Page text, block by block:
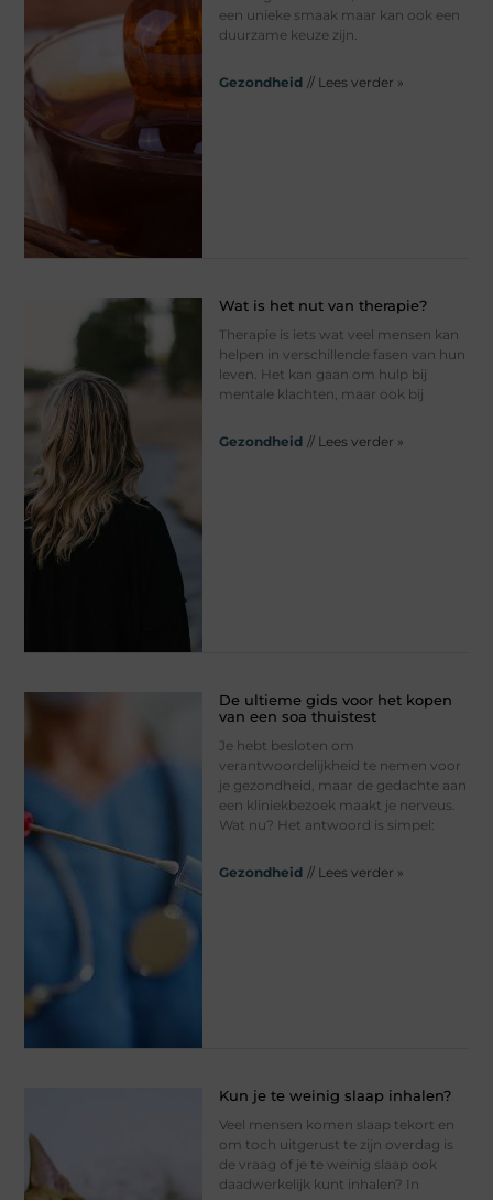
een unieke smaak maar kan ook een
duurzame keuze zijn.
Gezondheid // Lees verder »
Wat is het nut van therapie?
Therapie is iets wat veel mensen kan
helpen in verschillende fasen van hun
leven. Het kan gaan om hulp bij
mentale klachten, maar ook bij
Gezondheid // Lees verder »
De ultieme gids voor het kopen
van een soa thuistest
Je hebt besloten om
verantwoordelijkheid te nemen voor
je gezondheid, maar de gedachte aan
een kliniekbezoek maakt je nerveus.
Wat nu? Het antwoord is simpel:
Gezondheid // Lees verder »
Kun je te weinig slaap inhalen?
Veel mensen komen slaap tekort en
om toch uitgerust te zijn overdag is
de vraag of je te weinig slaap ook
daadwerkelijk kunt inhalen? In